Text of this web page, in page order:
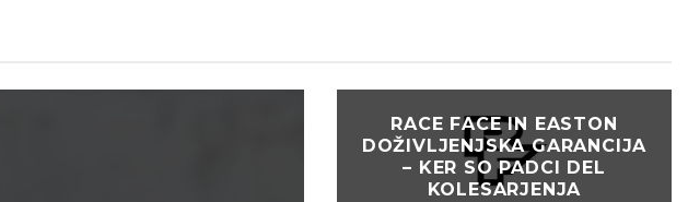
RACE FACE IN EASTON
DOŽIVLJENJSKA GARANCIJA
– KER SO PADCI DEL
KOLESARJENJA